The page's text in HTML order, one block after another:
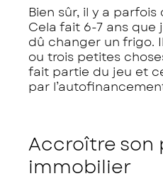
Bien sûr, il y a
Cela fait 6-7 ans que
dû changer un frigo.
ou trois petites
fait partie du jeu et
par
Accroître son
immobilier